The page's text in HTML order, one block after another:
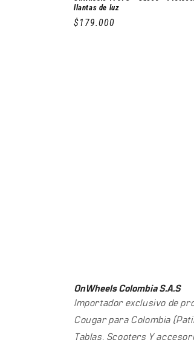
llantas de luz
Precio
$179.000
OnWheels Colombia S.A.S
Importador exclusivo de
Cougar para Colombia
Tablas, Scooters Y